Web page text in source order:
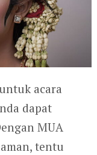
acara
dapat
MUA
tentu